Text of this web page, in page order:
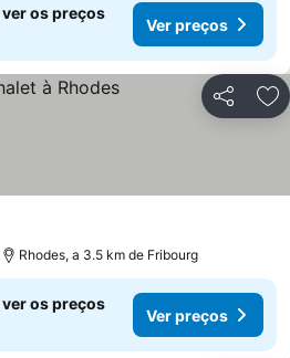
os preços
Ver preços
Partilhar
Rhodes, a 3.5 km de Fribourg
os preços
Ver preços